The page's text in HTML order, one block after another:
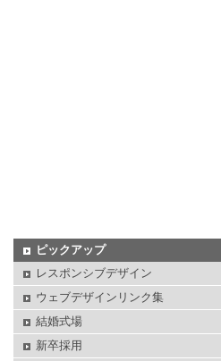
ピックアップ
レスポンシブデザイン
ウェブデザインリンク集
結婚式場
新卒採用